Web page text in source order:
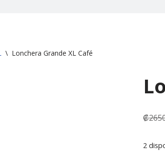
\ Lonchera Grande XL Café
₡
2